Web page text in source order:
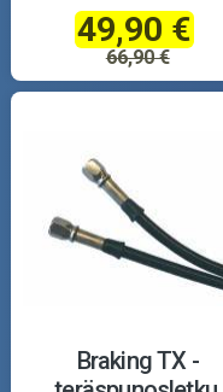
49,90 €
66,90 €
Braking TX -